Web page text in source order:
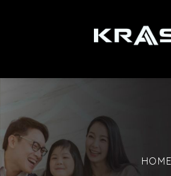
HOME